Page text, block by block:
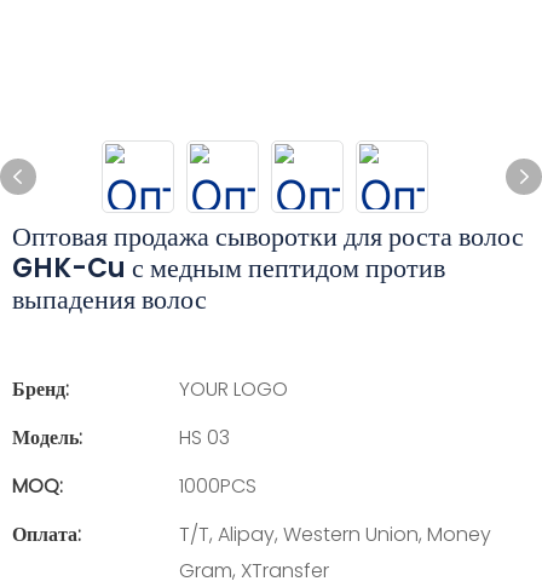
Оптовая продажа сыворотки для роста волос
GHK-Cu с медным пептидом против
выпадения волос
Бренд:
YOUR LOGO
Модель:
HS 03
MOQ:
1000PCS
Оплата:
T/T, Alipay, Western Union, Money
Gram, XTransfer